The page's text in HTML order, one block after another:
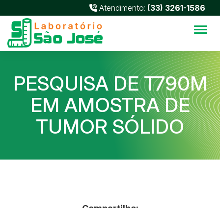
Atendimento: (33) 3261-1586
PESQUISA DE T790M
EM AMOSTRA DE
TUMOR SÓLIDO